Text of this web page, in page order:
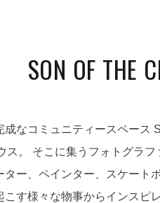
SON OF THE
成なコミュニティースペース
。 そこに集うフォトグラ
ター、ペインター、スケート
こす様々な物事からインスピ